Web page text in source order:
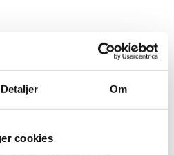
Detaljer Om
cookies